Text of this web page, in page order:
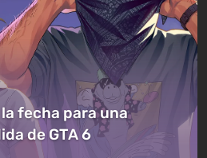
fecha para una
de GTA 6